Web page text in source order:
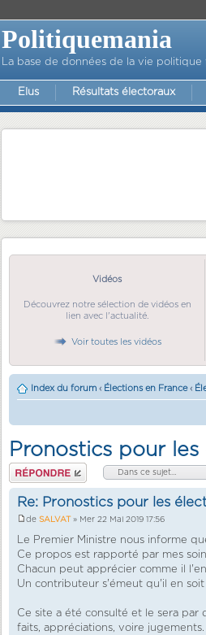
Politiquemania
La base de données de la vie politique
Elus Résultats électoraux
Vidéos
Découvrez notre sélection de vidéos en
lien avec l'actualité.
Voir toutes les vidéos
Index du forum ‹ Élections en France ‹
Pronostics pour
Répondre
Re: Pronostics pour les
de SALVAT» Mer 22 Mai 2019 17:56
Le Premier Ministre nous informe
Ce propos est rapporté par mes
Chacun peut apprécier comme il
Un contributeur s'émeut qu'il en
Ce site a été consulté et le sera
faits, appréciations, voire jugements.